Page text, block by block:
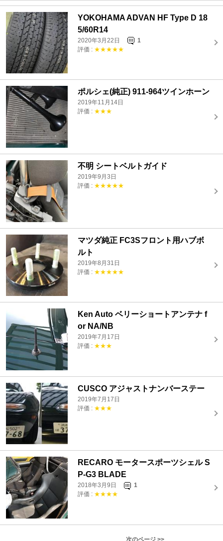
YOKOHAMA ADVAN HF Type D 18
5/60R14
2020年3月22日
1
評価 : ★★★★★
ポルシェ(純正) 911-964ツインホーン
2019年11月14日
評価 : ★★★
不明 シートベルトガイド
2019年9月3日
評価 : ★★★★★
マツダ純正 FC3Sフロント用ハブボ
ルト
2019年8月31日
評価 : ★★★★★
Ken Auto ベリーショートアンテナ f
or NA/NB
2019年7月17日
評価 : ★★★
CUSCO アジャストナンバーステー
2019年7月17日
評価 : ★★★
RECARO モータースポーツシェル S
P-G3 BLADE
2018年3月9日
1
評価 : ★★★★
次のページ >>